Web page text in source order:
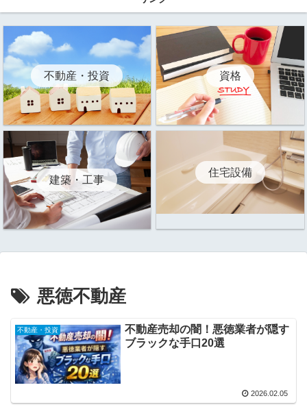
不動産・投資 資格
建築・工事
住宅設備
悪徳不動産
不動産・投資
不動産売却の闇！悪徳業者が隠す
ブラックな手口20選
2026.02.05